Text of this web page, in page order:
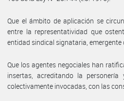
Que el ámbito de aplicación se
entre la representatividad que
entidad sindical signataria, emergente
Que los agentes negociales han
insertas, acreditando la
colectivamente invocadas, con las